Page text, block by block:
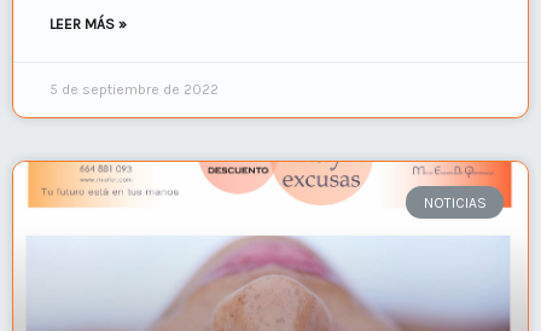
LEER MÁS »
5 de septiembre de 2022
NOTICIAS